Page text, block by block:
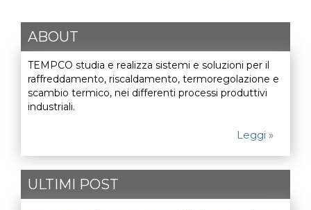
ABOUT
TEMPCO studia e realizza sistemi e soluzioni per il
raffreddamento, riscaldamento, termoregolazione e
scambio termico, nei differenti processi produttivi
industriali.
Leggi »
ULTIMI POST